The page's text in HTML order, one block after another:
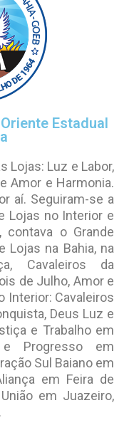
Estadual
Lojas: Luz e Labor,
Amor e Harmonia.
aí. Seguiram-se a
Lojas no Interior e
o Grande
Lojas na Bahia, na
Cavaleiros da
de Julho, Amor e
Interior: Cavaleiros
Deus Luz e
e Trabalho em
e Progresso em
Sul Baiano em
em Feira de
em Juazeiro,